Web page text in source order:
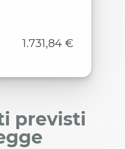
1.731,84 €
previsti